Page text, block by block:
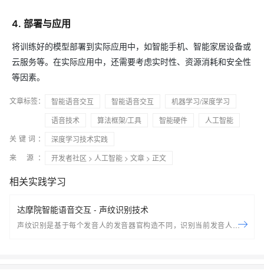
4. 部署与应用
将训练好的模型部署到实际应用中，如智能手机、智能家居设备或
云服务等。在实际应用中，还需要考虑实时性、资源消耗和安全性
等因素。
文章标签： 智能语音交互 智能语音交互
机器学习/深度学习
语音技术
算法框架/工具 智能硬件
人工智能
关键词：
深度学习技术实践
来 源：
开发者社区 > 人工智能 > 文章 > 正文
相关实践学习
达摩院智能语音交互 - 声纹识别技术
声纹识别是基于每个发音人的发音器官构造不同，识别当前发音人的身